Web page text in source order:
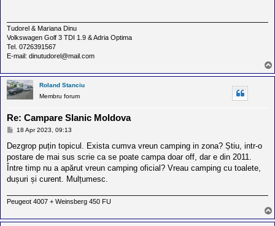
Tudorel & Mariana Dinu
Volkswagen Golf 3 TDI 1.9 & Adria Optima
Tel. 0726391567
E-mail: dinutudorel@mail.com
Roland Stanciu
Membru forum
Re: Campare Slanic Moldova
M
s
j
18 Apr 2023, 09:13
Dezgrop puțin topicul. Exista cumva vreun camping in zona? Știu, intr-o
postare de mai sus scrie ca se poate campa doar off, dar e din 2011.
Între timp nu a apărut vreun camping oficial? Vreau camping cu toalete,
dușuri și curent. Mulțumesc.
Peugeot 4007 + Weinsberg 450 FU